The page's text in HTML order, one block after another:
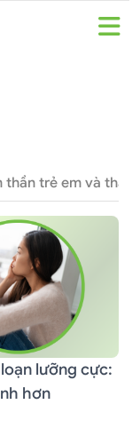
thần trẻ em và
lưỡng cực:
hơn